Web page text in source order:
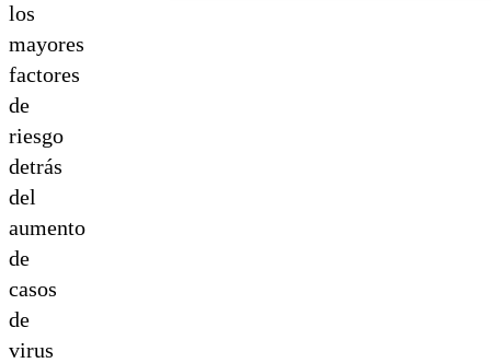
los
mayores
factores
de
riesgo
detrás
del
aumento
de
casos
de
virus